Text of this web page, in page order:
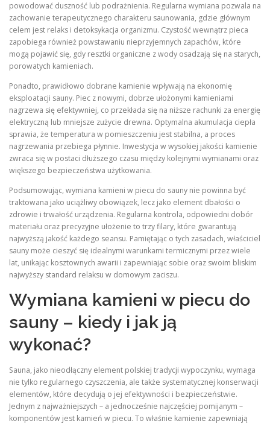
powodować duszność lub podrażnienia. Regularna wymiana pozwala na
zachowanie terapeutycznego charakteru saunowania, gdzie głównym
celem jest relaks i detoksykacja organizmu. Czystość wewnątrz pieca
zapobiega również powstawaniu nieprzyjemnych zapachów, które
mogą pojawić się, gdy resztki organiczne z wody osadzają się na starych,
porowatych kamieniach.
Ponadto, prawidłowo dobrane kamienie wpływają na ekonomię
eksploatacji sauny. Piec z nowymi, dobrze ułożonymi kamieniami
nagrzewa się efektywniej, co przekłada się na niższe rachunki za energię
elektryczną lub mniejsze zużycie drewna. Optymalna akumulacja ciepła
sprawia, że temperatura w pomieszczeniu jest stabilna, a proces
nagrzewania przebiega płynnie. Inwestycja w wysokiej jakości kamienie
zwraca się w postaci dłuższego czasu między kolejnymi wymianami oraz
większego bezpieczeństwa użytkowania.
Podsumowując, wymiana kamieni w piecu do sauny nie powinna być
traktowana jako uciążliwy obowiązek, lecz jako element dbałości o
zdrowie i trwałość urządzenia. Regularna kontrola, odpowiedni dobór
materiału oraz precyzyjne ułożenie to trzy filary, które gwarantują
najwyższą jakość każdego seansu. Pamiętając o tych zasadach, właściciel
sauny może cieszyć się idealnymi warunkami termicznymi przez wiele
lat, unikając kosztownych awarii i zapewniając sobie oraz swoim bliskim
najwyższy standard relaksu w domowym zaciszu.
Wymiana kamieni w piecu do
sauny – kiedy i jak ją
wykonać?
Sauna, jako nieodłączny element polskiej tradycji wypoczynku, wymaga
nie tylko regularnego czyszczenia, ale także systematycznej konserwacji
elementów, które decydują o jej efektywności i bezpieczeństwie.
Jednym z najważniejszych – a jednocześnie najczęściej pomijanym –
komponentów jest kamień w piecu. To właśnie kamienie zapewniają